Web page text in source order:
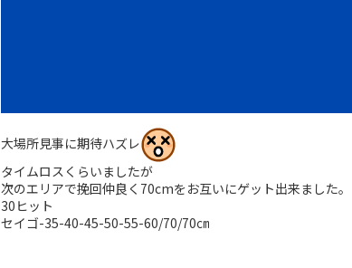
大場所見事に期待ハズレ
タイムロスくらいましたが
次のエリアで挽回仲良く70cmをお互いにゲット出来ました。
30ヒット
セイゴ-35-40-45-50-55-60/70/70㎝